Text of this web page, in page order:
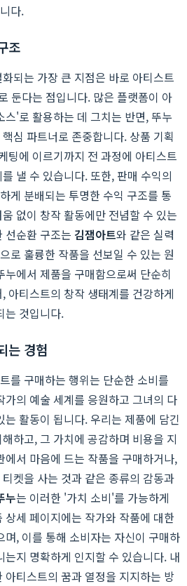
다.
조
되는 가장 큰 지점은 바로 아티스트
둔다는 점입니다. 많은 플랫폼이 아
'로 활용하는 데 그치는 반면, 뚜누
심 파트너로 존중합니다. 상품 기획
팅에 이르기까지 전 과정에 아티스트
낼 수 있습니다. 또한, 판매 수익의
게 분배되는 투명한 수익 구조를 통
없이 창작 활동에만 전념할 수 있는
선순환 구조는 김잼아트와 같은 실력
로 훌륭한 작품을 선보일 수 있는 원
에서 제품을 구매함으로써 단순히
아티스트의 창작 생태계를 건강하게
는 것입니다.
는 경험
를 구매하는 행위는 단순한 소비를
가의 예술 세계를 응원하고 그녀의 다
활동이 됩니다. 우리는 제품에 담긴
하고, 그 가치에 공감하며 비용을 지
에서 마음에 드는 작품을 구매하거나,
켓을 사는 것과 같은 종류의 감동과
누는 이러한 '가치 소비'를 가능하게
상세 페이지에는 작가와 작품에 대한
며, 이를 통해 소비자는 자신이 구매하
지 명확하게 인지할 수 있습니다. 내
아티스트의 꿈과 열정을 지지하는 방